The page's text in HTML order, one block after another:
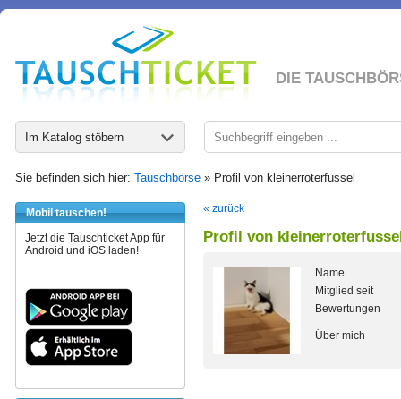
DIE
Im Katalog stöbern
Sie befinden sich hier: Tauschbörse » Profil von kleinerroterfussel
Mobil tauschen!
Jetzt die Tauschticket App für
Android und iOS laden!
« zurück
Profil von
Name
Mitglied seit
Bewertungen
Über mich